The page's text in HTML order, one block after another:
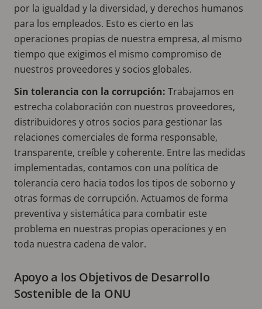
por la igualdad y la diversidad, y derechos humanos
para los empleados. Esto es cierto en las
operaciones propias de nuestra empresa, al mismo
tiempo que exigimos el mismo compromiso de
nuestros proveedores y socios globales.
Sin tolerancia con la corrupción: Trabajamos en
estrecha colaboración con nuestros proveedores,
distribuidores y otros socios para gestionar las
relaciones comerciales de forma responsable,
transparente, creíble y coherente. Entre las medidas
implementadas, contamos con una política de
tolerancia cero hacia todos los tipos de soborno y
otras formas de corrupción. Actuamos de forma
preventiva y sistemática para combatir este
problema en nuestras propias operaciones y en
toda nuestra cadena de valor.
Apoyo a los Objetivos de Desarrollo
Sostenible de la ONU